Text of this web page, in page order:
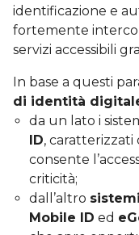
identificazione e
fortemente
servizi accessibili
In base a questi
di identità
da un lato i
ID, caratterizzati
consente
criticità;
dall’altro
Mobile ID ed